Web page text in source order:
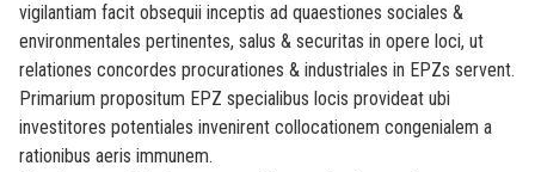
vigilantiam facit obsequii inceptis ad quaestiones sociales &
environmentales pertinentes, salus & securitas in opere loci, ut
relationes concordes procurationes & industriales in EPZs servent.
Primarium propositum EPZ specialibus locis provideat ubi
investitores potentiales invenirent collocationem congenialem a
rationibus aeris immunem.